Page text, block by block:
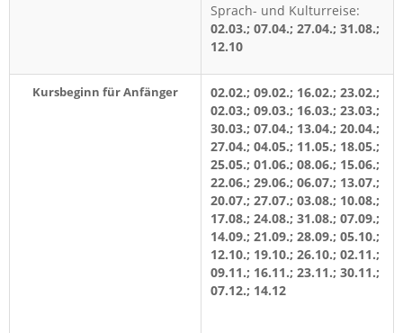
Sprach- und Kulturreise:
02.03.; 07.04.; 27.04.; 31.08.;
12.10
Kursbeginn für Anfänger
02.02.; 09.02.; 16.02.; 23.02.;
02.03.; 09.03.; 16.03.; 23.03.;
30.03.; 07.04.; 13.04.; 20.04.;
27.04.; 04.05.; 11.05.; 18.05.;
25.05.; 01.06.; 08.06.; 15.06.;
22.06.; 29.06.; 06.07.; 13.07.;
20.07.; 27.07.; 03.08.; 10.08.;
17.08.; 24.08.; 31.08.; 07.09.;
14.09.; 21.09.; 28.09.; 05.10.;
12.10.; 19.10.; 26.10.; 02.11.;
09.11.; 16.11.; 23.11.; 30.11.;
07.12.; 14.12